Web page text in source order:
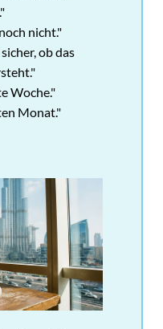
nicht."
ob das
Woche."
Monat."